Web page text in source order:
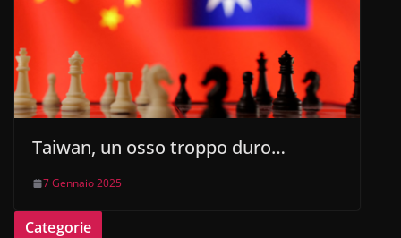
Taiwan, un osso troppo duro…
7 Gennaio 2025
Categorie